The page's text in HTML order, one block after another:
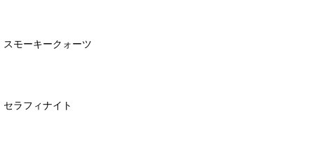
スモーキークォーツ
セラフィナイト